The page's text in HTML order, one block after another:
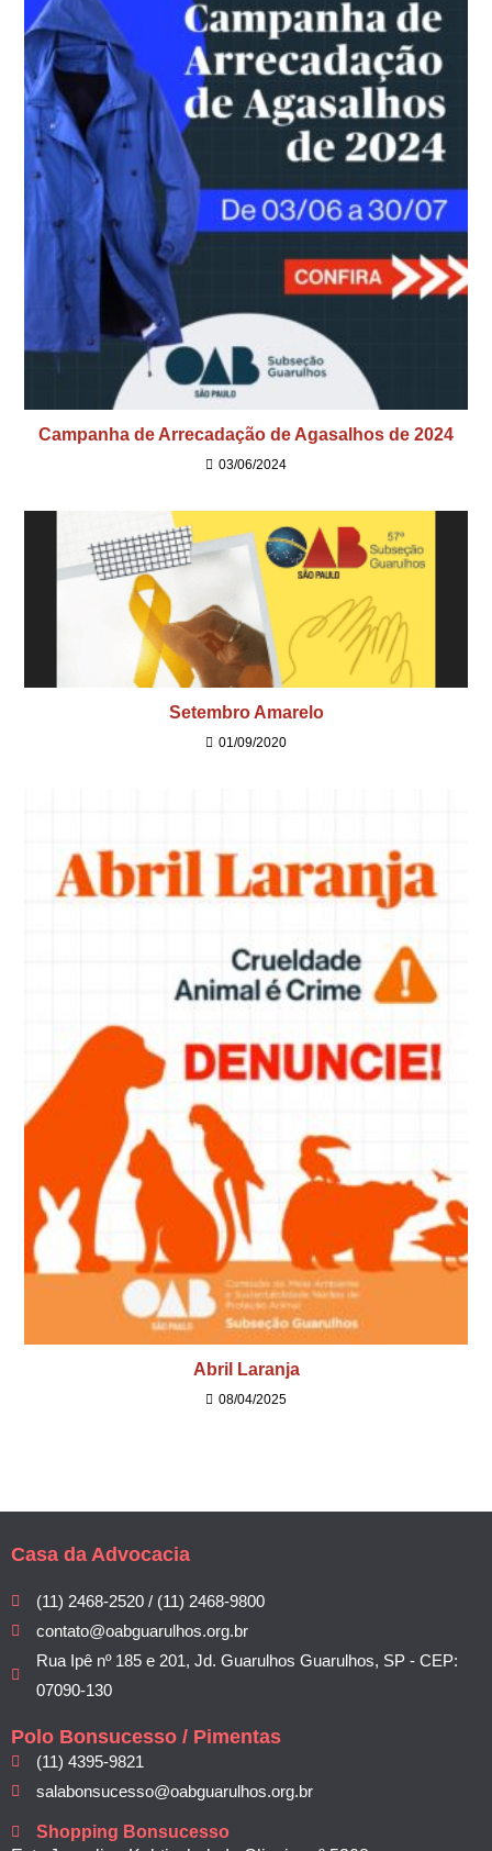
Campanha de Arrecadação de Agasalhos de 2024
03/06/2024
Setembro Amarelo
01/09/2020
Abril Laranja
08/04/2025
Casa da Advocacia
(11) 2468-2520 / (11) 2468-9800
contato@oabguarulhos.org.br
Rua Ipê nº 185 e 201, Jd. Guarulhos Guarulhos, SP - CEP:
07090-130
Polo Bonsucesso / Pimentas
(11) 4395-9821
salabonsucesso@oabguarulhos.org.br
Shopping Bonsucesso